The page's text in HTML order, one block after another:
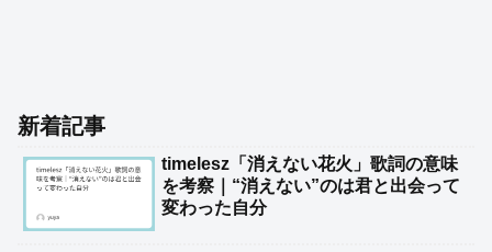
新着記事
timelesz「消えない花火」歌詞の意味
を考察｜“消えない”のは君と出会って
変わった自分